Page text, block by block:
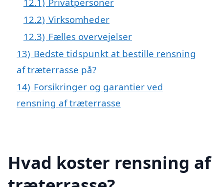
12.2) Virksomheder
12.3) Fælles overvejelser
13) Bedste tidspunkt at bestille rensning
af træterrasse på?
14) Forsikringer og garantier ved
rensning af træterrasse
Hvad koster rensning af